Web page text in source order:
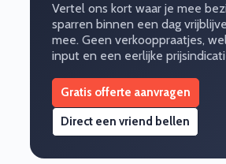
Vertel ons kort waar je mee
sparren binnen een dag
mee. Geen verkooppraatjes,
input en een eerlijke
Gratis offerte aanvragen
Direct een vriend bellen